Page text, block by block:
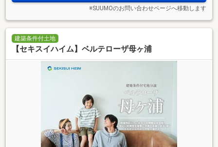
※SUUMOのお問い合わせページへ移動します
建築条件付土地
【セキスイハイム】ベルテローザ母ヶ浦